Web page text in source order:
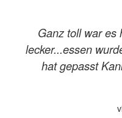
Ganz toll war es
lecker...essen
hat gepasst